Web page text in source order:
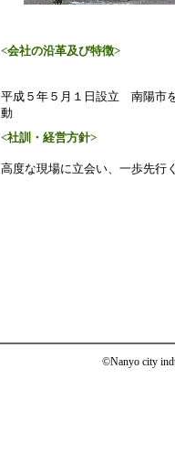
<会社の沿革及び特徴>
平成５年５月１日設立 南陽市
<社訓・経営方針>
高度な現場に立会い、一歩先行
©Nanyo city